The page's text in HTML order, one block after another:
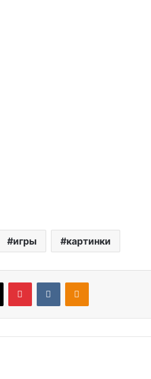
игры картинки
X Pinterest VKontakte Odnoklassniki